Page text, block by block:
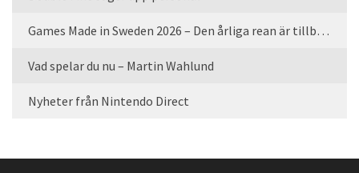
Games Made in Sweden 2026 – Den årliga rean är tillbaka
Vad spelar du nu – Martin Wahlund
Nyheter från Nintendo Direct